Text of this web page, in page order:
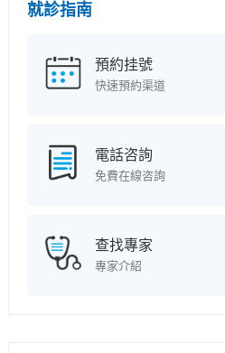
就診指南
預約挂號
快速預約渠道
電話咨詢
免費在線咨詢
查找專家
專家介紹